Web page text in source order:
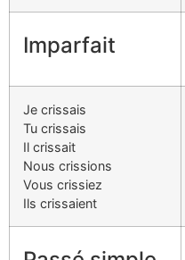
Imparfait
Je crissais
Tu crissais
Il crissait
Nous crissions
Vous crissiez
Ils crissaient